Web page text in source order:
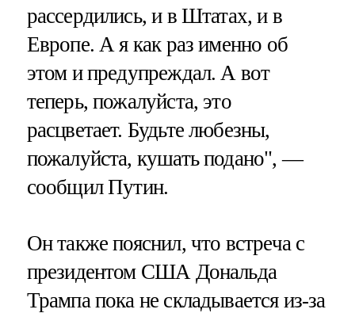
рассердились, и в Штатах, и в
Европе. А я как раз именно об
этом и предупреждал. А вот
теперь, пожалуйста, это
расцветает. Будьте любезны,
пожалуйста, кушать подано", —
сообщил Путин.
Он также пояснил, что встреча с
президентом США Дональда
Трампа пока не складывается из-за